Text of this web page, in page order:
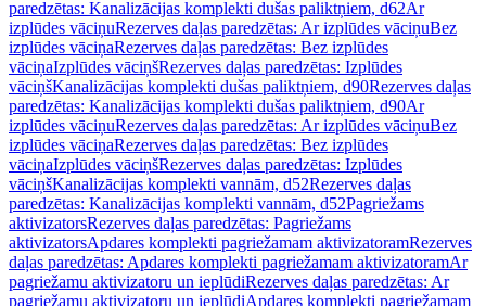
paredzētas: Kanalizācijas komplekti dušas paliktņiem, d62Ar
izplūdes vāciņuRezerves daļas paredzētas: Ar izplūdes vāciņuBez
izplūdes vāciņaRezerves daļas paredzētas: Bez izplūdes
vāciņaIzplūdes vāciņšRezerves daļas paredzētas: Izplūdes
vāciņšKanalizācijas komplekti dušas paliktņiem, d90Rezerves daļas
paredzētas: Kanalizācijas komplekti dušas paliktņiem, d90Ar
izplūdes vāciņuRezerves daļas paredzētas: Ar izplūdes vāciņuBez
izplūdes vāciņaRezerves daļas paredzētas: Bez izplūdes
vāciņaIzplūdes vāciņšRezerves daļas paredzētas: Izplūdes
vāciņšKanalizācijas komplekti vannām, d52Rezerves daļas
paredzētas: Kanalizācijas komplekti vannām, d52Pagriežams
aktivizatorsRezerves daļas paredzētas: Pagriežams
aktivizatorsApdares komplekti pagriežamam aktivizatoramRezerves
daļas paredzētas: Apdares komplekti pagriežamam aktivizatoramAr
pagriežamu aktivizatoru un ieplūdiRezerves daļas paredzētas: Ar
pagriežamu aktivizatoru un ieplūdiApdares komplekti pagriežamam